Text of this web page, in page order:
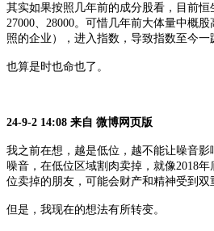
其实如果按照几年前的成分股看，目前恒
27000、28000。可惜几年前大体量中概
照的企业），进入指数，导致指数至今一
也算是时也命也了。
24-9-2 14:08 来自 微博网页版
我之前在想，越是低位，越不能让噪音
噪音，在低位区域割肉卖掉，就像2018
位卖掉的朋友，可能会财产和精神受到双
但是，我现在的想法有所转变。